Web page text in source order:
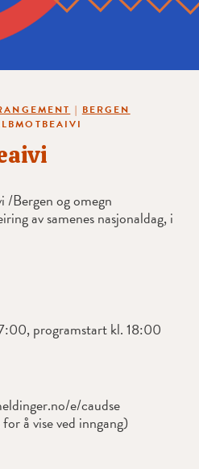
| BERGEN
/Bergen og omegn
av samenes nasjonaldag, i
programstart kl. 18:00
e/caudse
å vise ved inngang)